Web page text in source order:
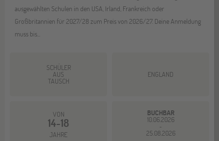
ausgewählten Schulen in den USA, Irland, Frankreich oder
Großbritannien für 2027/28 zum Preis von 2026/27. Deine Anmeldung
muss bis...
SCHÜLER
AUS
TAUSCH
ENGLAND
VON
14-18
JAHRE
BUCHBAR
10.06.2026
-
25.08.2026